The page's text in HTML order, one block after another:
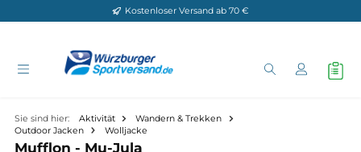
Zum Hauptinhalt springenKostenloser Versand ab 70 €
Sie sind hier: Aktivität
Outdoor Jacken
Wolljacke